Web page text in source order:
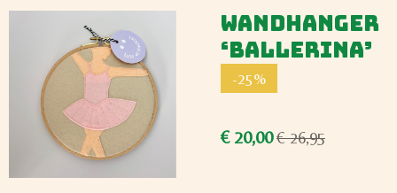
Wandhanger
‘Ballerina’
-25%
€ 20,00€ 26,95